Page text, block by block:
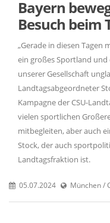
Bayern
Besuch beim
Gerade in diesen Tagen
ein großes Sportland und
unserer Gesellschaft
Landtagsabgeordneter
Kampagne der CSU-
vielen sportlichen
mitbegleiten, aber auch
Stock, der auch
Landtagsfraktion ist.
05.07.2024 München /